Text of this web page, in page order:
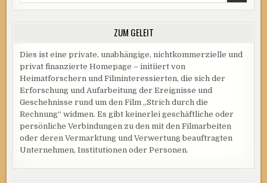
ZUM GELEIT
Dies ist eine private, unabhängige, nichtkommerzielle und
privat finanzierte Homepage – initiiert von
Heimatforschern und Filminteressierten, die sich der
Erforschung und Aufarbeitung der Ereignisse und
Geschehnisse rund um den Film „Strich durch die
Rechnung“ widmen. Es gibt keinerlei geschäftliche oder
persönliche Verbindungen zu den mit den Filmarbeiten
oder deren Vermarktung und Verwertung beauftragten
Unternehmen, Institutionen oder Personen.